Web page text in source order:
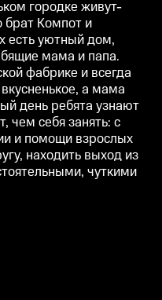
мама шьёт детскую одежду.
Каждый день ребята узнают
то новое и придумывают,
себя занять: с помощью
фантазии и помощи
они учатся помогать
другу, находить выход из
ситуации, быть
самостоятельными, чуткими и
городке живут-
брат Компот и
есть уютный дом,
мама и папа.
фабрике и всегда
а мама
день ребята узнают
чем себя занять: с
и помощи взрослых
находить выход из
чуткими